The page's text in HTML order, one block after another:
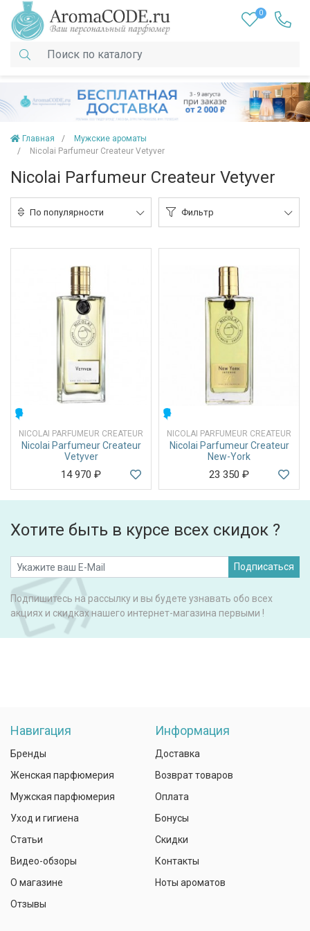
0
Главная
Мужские ароматы
Nicolai Parfumeur Createur Vetyver
Nicolai Parfumeur Createur Vetyver
По популярности Фильтр
NICOLAI PARFUMEUR CREATEUR
Nicolai Parfumeur Createur
Vetyver
14 970 ₽
NICOLAI PARFUMEUR CREATEUR
Nicolai Parfumeur Createur
New-York
23 350 ₽
Хотите быть в курсе всех скидок ?
Подписаться
Подпишитесь на рассылку и вы будете узнавать обо всех
акциях и скидках нашего интернет-магазина первыми !
Навигация
Бренды
Женская парфюмерия
Мужская парфюмерия
Уход и гигиена
Статьи
Видео-обзоры
О магазине
Отзывы
Информация
Доставка
Возврат товаров
Оплата
Бонусы
Скидки
Контакты
Ноты ароматов